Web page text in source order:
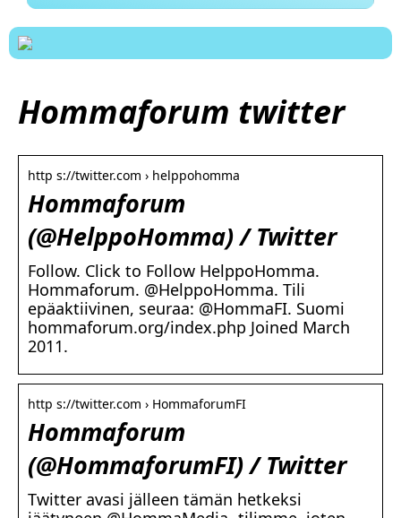
Hommaforum twitter
http s://twitter.com › helppohomma
Hommaforum
(@HelppoHomma) / Twitter
Follow. Click to Follow HelppoHomma.
Hommaforum. @HelppoHomma. Tili
epäaktiivinen, seuraa: @HommaFI. Suomi
hommaforum.org/index.php Joined March
2011.
http s://twitter.com › HommaforumFI
Hommaforum
(@HommaforumFI) / Twitter
Twitter avasi jälleen tämän hetkeksi